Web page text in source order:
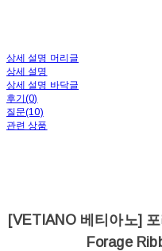
상세 설명 머리글
상세 설명
상세 설명 바닥글
후기(0)
질문(10)
관련 상품
[VETIANO 베티아노]
Forage